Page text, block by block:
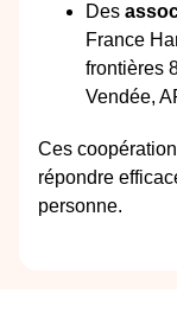
Des
France
frontières
Vendée,
Ces
répondre
personne.